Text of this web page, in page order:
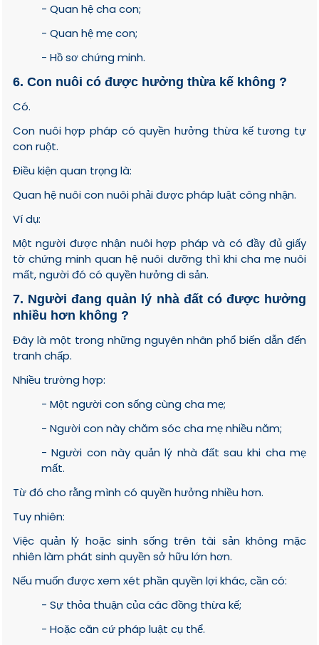
- Quan hệ cha con;
- Quan hệ mẹ con;
- Hồ sơ chứng minh.
6. Con nuôi có được hưởng thừa kế không ?
Có.
Con nuôi hợp pháp có quyền hưởng thừa kế tương tự
con ruột.
Điều kiện quan trọng là:
Quan hệ nuôi con nuôi phải được pháp luật công nhận.
Ví dụ:
Một người được nhận nuôi hợp pháp và có đầy đủ giấy
tờ chứng minh quan hệ nuôi dưỡng thì khi cha mẹ nuôi
mất, người đó có quyền hưởng di sản.
7. Người đang quản lý nhà đất có được hưởng
nhiều hơn không ?
Đây là một trong những nguyên nhân phổ biến dẫn đến
tranh chấp.
Nhiều trường hợp:
- Một người con sống cùng cha mẹ;
- Người con này chăm sóc cha mẹ nhiều năm;
- Người con này quản lý nhà đất sau khi cha mẹ
mất.
Từ đó cho rằng mình có quyền hưởng nhiều hơn.
Tuy nhiên:
Việc quản lý hoặc sinh sống trên tài sản không mặc
nhiên làm phát sinh quyền sở hữu lớn hơn.
Nếu muốn được xem xét phần quyền lợi khác, cần có:
- Sự thỏa thuận của các đồng thừa kế;
- Hoặc căn cứ pháp luật cụ thể.